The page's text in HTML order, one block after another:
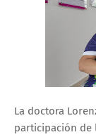
La doctora
participación de